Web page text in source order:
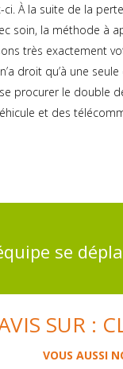
À la suite de la
soin, la méthode à
très exactement
droit qu’à une
procurer le double
et des
se
SUR :
VOUS AUSSI